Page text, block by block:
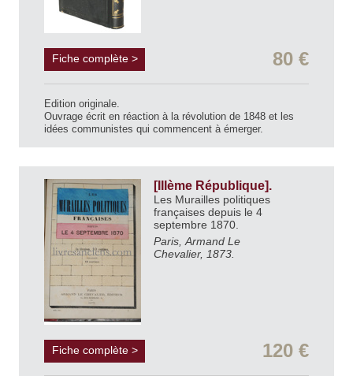
Fiche complète > 80 €
Edition originale.
Ouvrage écrit en réaction à la révolution de 1848 et les
idées communistes qui commencent à émerger.
[IIIème République].
Les Murailles politiques
françaises depuis le 4
septembre 1870.
Paris, Armand Le
Chevalier, 1873.
Fiche complète > 120 €